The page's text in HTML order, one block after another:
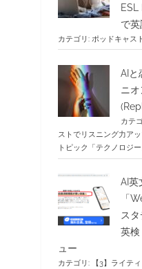
ESL
で
カテゴリ: ポッドキャス
AIと
ニ
カテ
ストでリスニング力アッ
トピック「テクノロジー
AI英
「
ス
英検
ュー
カテゴリ: 【3】ライテ